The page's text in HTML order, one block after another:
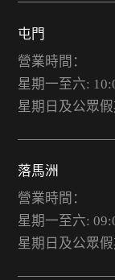
屯門
營業時間：
星期一至六:
星期日及公眾
落馬洲
營業時間：
星期一至六:
星期日及公眾